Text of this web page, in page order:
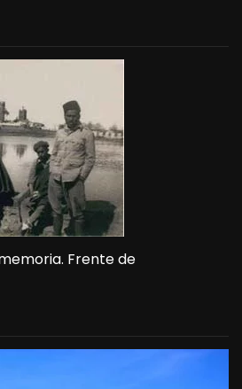
Frente de